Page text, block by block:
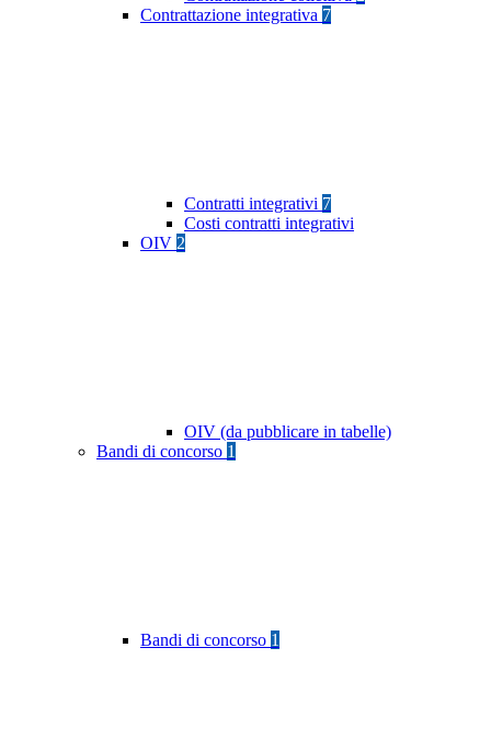
Contrattazione integrativa 7
Contratti integrativi 7
Costi contratti integrativi
OIV 2
OIV (da pubblicare in tabelle)
Bandi di concorso 1
Bandi di concorso 1